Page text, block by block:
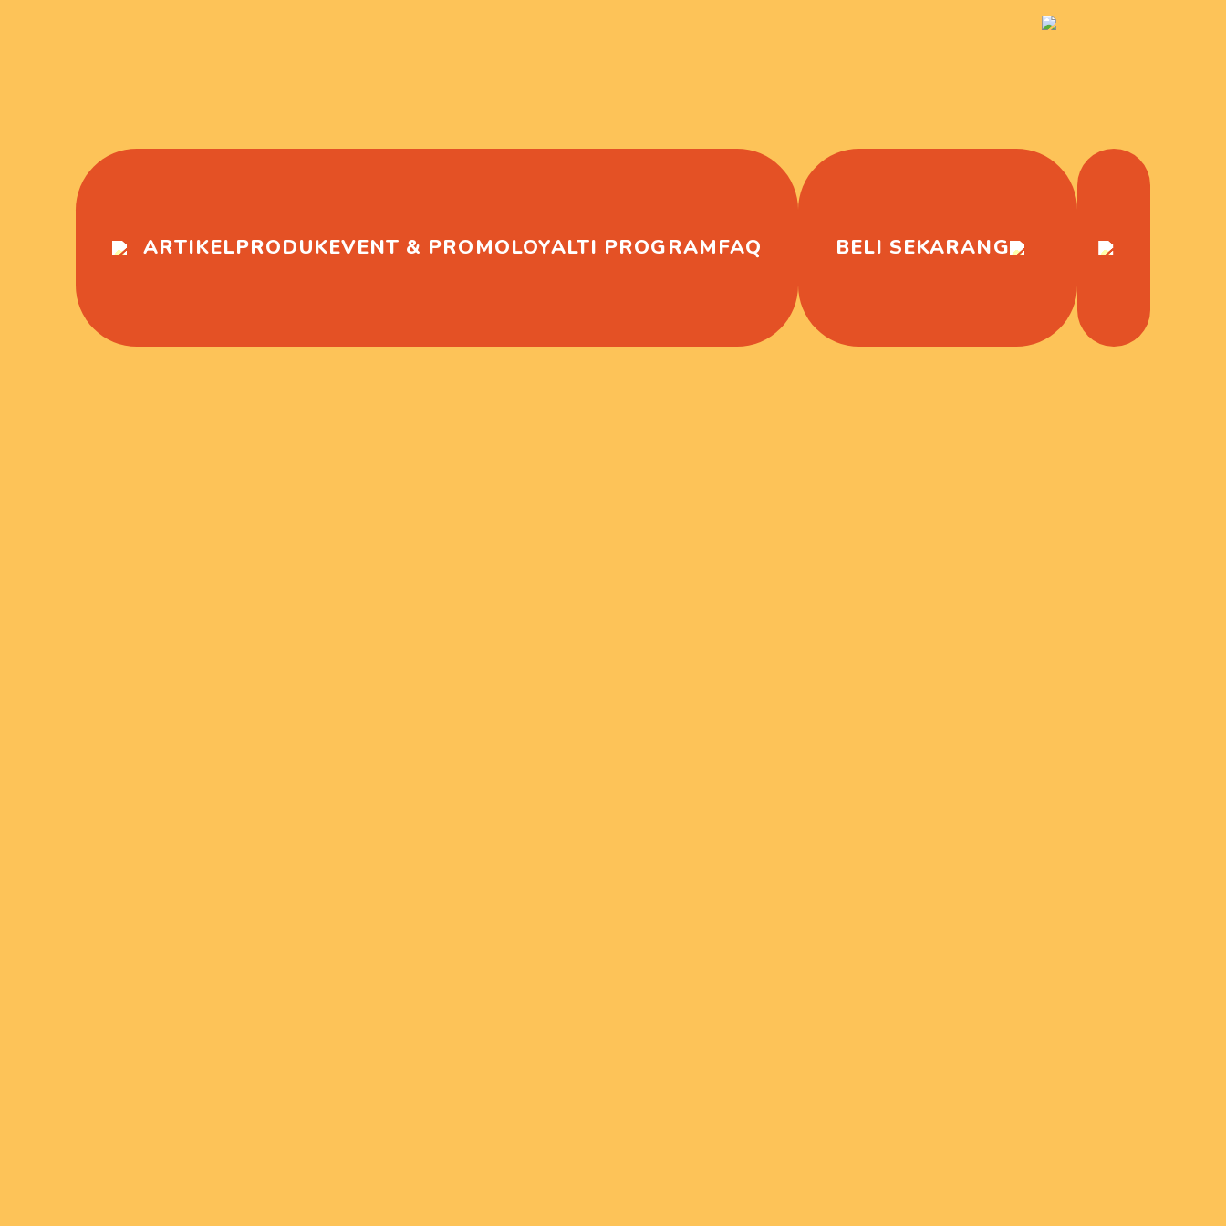
ARTIKELPRODUKEVENT & PROMOLOYALTI PROGRAMFAQ BELI SEKARANG